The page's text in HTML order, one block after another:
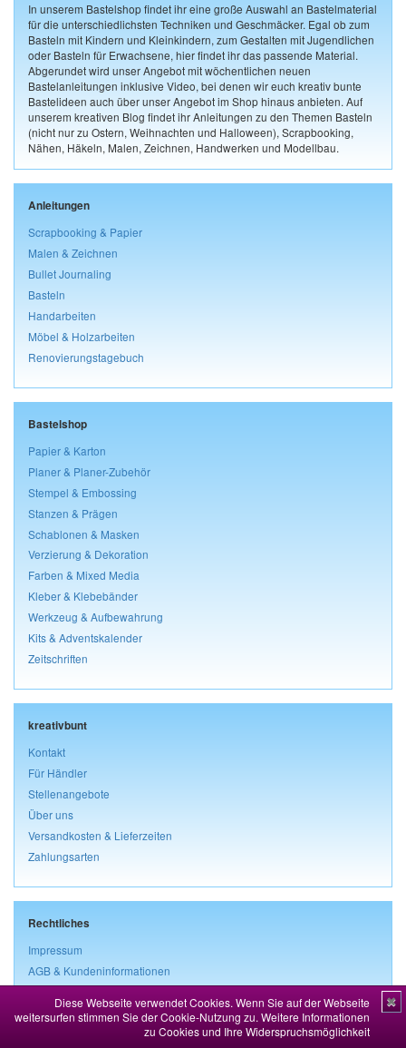
Diese Webseite verwendet Cookies. Wenn Sie auf der Webseite
weitersurfen stimmen Sie der Cookie-Nutzung zu. Weitere Informationen
zu Cookies und Ihre Widerspruchsmöglichkeit
✖
In unserem Bastelshop findet ihr eine große Auswahl an Bastelmaterial
für die unterschiedlichsten Techniken und Geschmäcker. Egal ob zum
Basteln mit Kindern und Kleinkindern, zum Gestalten mit Jugendlichen
oder Basteln für Erwachsene, hier findet ihr das passende Material.
Abgerundet wird unser Angebot mit wöchentlichen neuen
Bastelanleitungen inklusive Video, bei denen wir euch kreativ bunte
Bastelideen auch über unser Angebot im Shop hinaus anbieten. Auf
unserem kreativen Blog findet ihr Anleitungen zu den Themen Basteln
(nicht nur zu Ostern, Weihnachten und Halloween), Scrapbooking,
Nähen, Häkeln, Malen, Zeichnen, Handwerken und Modellbau.
Anleitungen
Scrapbooking & Papier
Malen & Zeichnen
Bullet Journaling
Basteln
Handarbeiten
Möbel & Holzarbeiten
Renovierungstagebuch
Bastelshop
Papier & Karton
Planer & Planer-Zubehör
Stempel & Embossing
Stanzen & Prägen
Schablonen & Masken
Verzierung & Dekoration
Farben & Mixed Media
Kleber & Klebebänder
Werkzeug & Aufbewahrung
Kits & Adventskalender
Zeitschriften
kreativbunt
Kontakt
Für Händler
Stellenangebote
Über uns
Versandkosten & Lieferzeiten
Zahlungsarten
Rechtliches
Impressum
AGB & Kundeninformationen
Widerrufsbelehrung & Widerrufsformular
Datenschutz
Vertrag widerrufen